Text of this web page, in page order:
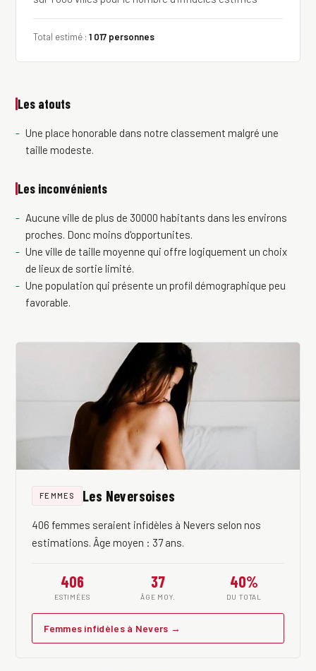
Total estimé :1 017 personnes
Les atouts
Une place honorable dans notre classement malgré une
taille modeste.
Les inconvénients
Aucune ville de plus de 30000 habitants dans les environs
proches. Donc moins d'opportunites.
Une ville de taille moyenne qui offre logiquement un choix
de lieux de sortie limité.
Une population qui présente un profil démographique peu
favorable.
FEMMES Les Neversoises
406 femmes seraient infidèles à Nevers selon nos
estimations. Âge moyen : 37 ans.
406
ESTIMÉES
37
ÂGE MOY.
40%
DU TOTAL
Femmes infidèles à Nevers →